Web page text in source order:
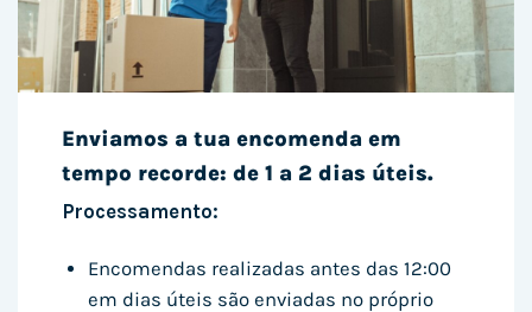
Enviamos a tua encomenda em
tempo recorde: de 1 a 2 dias úteis.
Processamento:
Encomendas realizadas antes das 12:00
em dias úteis são enviadas no próprio